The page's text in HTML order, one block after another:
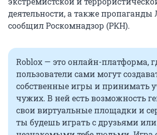
деятельности, а также
сообщил Роскомнадзор (РКН).
Roblox — этоонлайн-платформа,
пользователи сами могут
собственные игры и принимать
чужих. В ней есть возможность
свои виртуальные площадки и
ты будешь играть с друзьями или